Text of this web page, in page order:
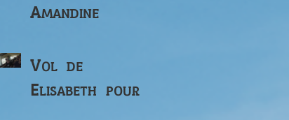
Amandine
Vol de
Elisabeth pour